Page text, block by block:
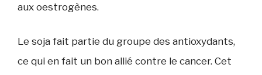
aux oestrogènes.
Le soja fait partie du groupe des antioxydants,
ce qui en fait un bon allié contre le cancer. Cet